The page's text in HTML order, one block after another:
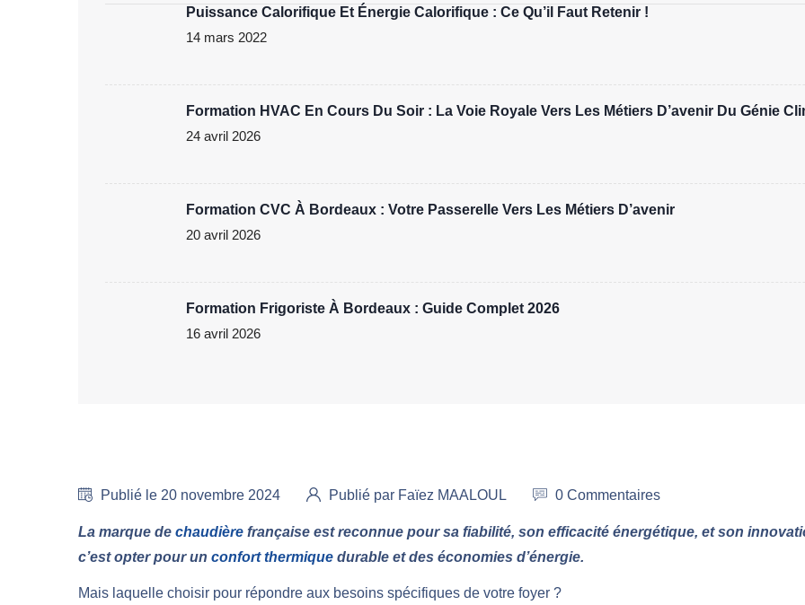
Puissance Calorifique Et Énergie Calorifique : Ce Qu’il Faut Retenir !
14 mars 2022
Formation HVAC En Cours Du Soir : La Voie Royale Vers Les Métiers D’avenir Du Génie
24 avril 2026
Formation CVC À Bordeaux : Votre Passerelle Vers Les Métiers D’avenir
20 avril 2026
Formation Frigoriste À Bordeaux : Guide Complet 2026
16 avril 2026
Publié le 20 novembre 2024 Publié par Faïez MAALOUL 0 Commentaires
La marque de chaudière française est reconnue pour sa fiabilité, son efficacité énergétique, et son
c’est opter pour un confort thermique durable et des économies d’énergie.
Mais laquelle choisir pour répondre aux besoins spécifiques de votre foyer ?